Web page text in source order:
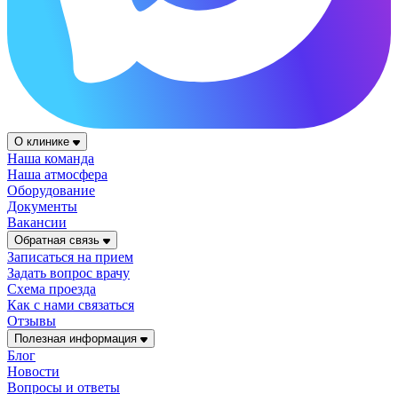
О клинике
Наша команда
Наша атмосфера
Оборудование
Документы
Вакансии
Обратная связь
Записаться на прием
Задать вопрос врачу
Схема проезда
Как с нами связаться
Отзывы
Полезная информация
Блог
Новости
Вопросы и ответы